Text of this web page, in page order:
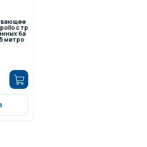
с тр
ба
метро